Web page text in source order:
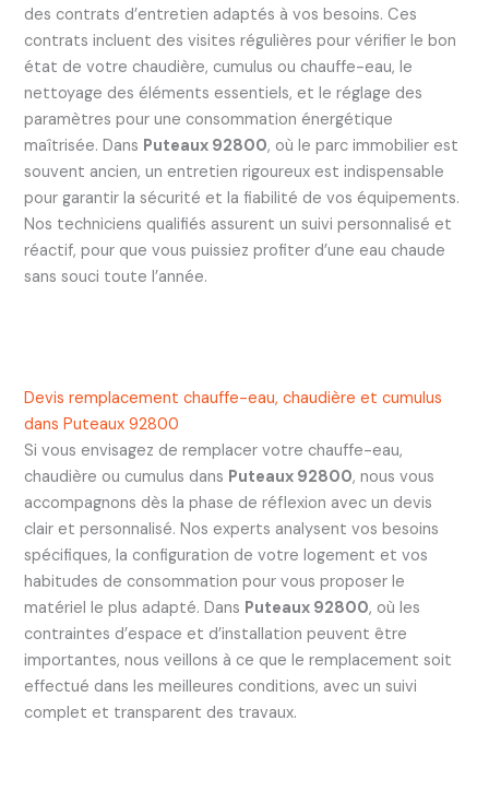
des contrats d’entretien adaptés à vos besoins. Ces
contrats incluent des visites régulières pour vérifier le bon
état de votre chaudière, cumulus ou chauffe-eau, le
nettoyage des éléments essentiels, et le réglage des
paramètres pour une consommation énergétique
maîtrisée. Dans Puteaux 92800, où le parc immobilier est
souvent ancien, un entretien rigoureux est indispensable
pour garantir la sécurité et la fiabilité de vos équipements.
Nos techniciens qualifiés assurent un suivi personnalisé et
réactif, pour que vous puissiez profiter d’une eau chaude
sans souci toute l’année.
Devis remplacement chauffe-eau, chaudière et cumulus
dans Puteaux 92800
Si vous envisagez de remplacer votre chauffe-eau,
chaudière ou cumulus dans Puteaux 92800, nous vous
accompagnons dès la phase de réflexion avec un devis
clair et personnalisé. Nos experts analysent vos besoins
spécifiques, la configuration de votre logement et vos
habitudes de consommation pour vous proposer le
matériel le plus adapté. Dans Puteaux 92800, où les
contraintes d’espace et d’installation peuvent être
importantes, nous veillons à ce que le remplacement soit
effectué dans les meilleures conditions, avec un suivi
complet et transparent des travaux.